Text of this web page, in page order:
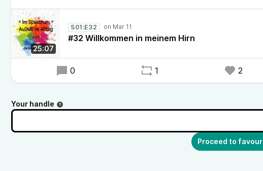
25:07
S01:E32
#32 Willkommen in meinem Hirn
0 1 2
Your handle
Proceed to